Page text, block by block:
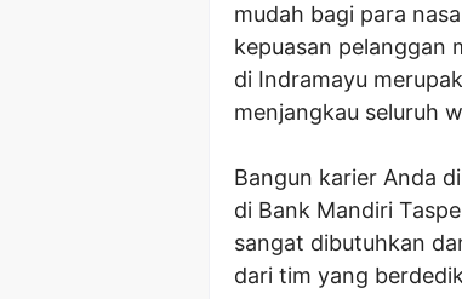
mudah bagi para
kepuasan pelanggan
di Indramayu
menjangkau seluruh
Bangun karier Anda
di Bank Mandiri
sangat dibutuhkan
dari tim yang